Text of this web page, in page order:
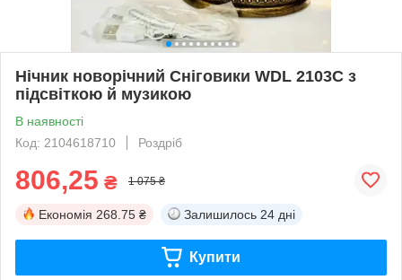
Нічник новорічний Сніговики WDL 2103C з
підсвіткою й музикою
В наявності
Код: 2104618710
Роздріб
806,25 ₴ 1 075 ₴
Економія 268.75 ₴ Залишилось 24 дні
Купити